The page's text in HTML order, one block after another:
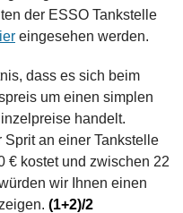
der ESSO Tankstelle
eingesehen werden.
dass es sich beim
um einen simplen
handelt.
an einer Tankstelle
€ kostet und zwischen 22
wir Ihnen einen
(1+2)/2